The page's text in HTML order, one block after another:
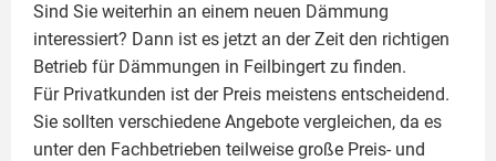
Sind Sie weiterhin an einem neuen Dämmung
interessiert? Dann ist es jetzt an der Zeit den richtigen
Betrieb für Dämmungen in Feilbingert zu finden.
Für Privatkunden ist der Preis meistens entscheidend.
Sie sollten verschiedene Angebote vergleichen, da es
unter den Fachbetrieben teilweise große Preis- und